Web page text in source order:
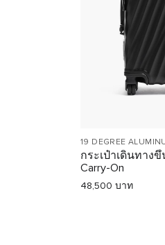
19 DEGREE
กระเป๋าเดินทางขึ้
Carry-On
48,500 บาท